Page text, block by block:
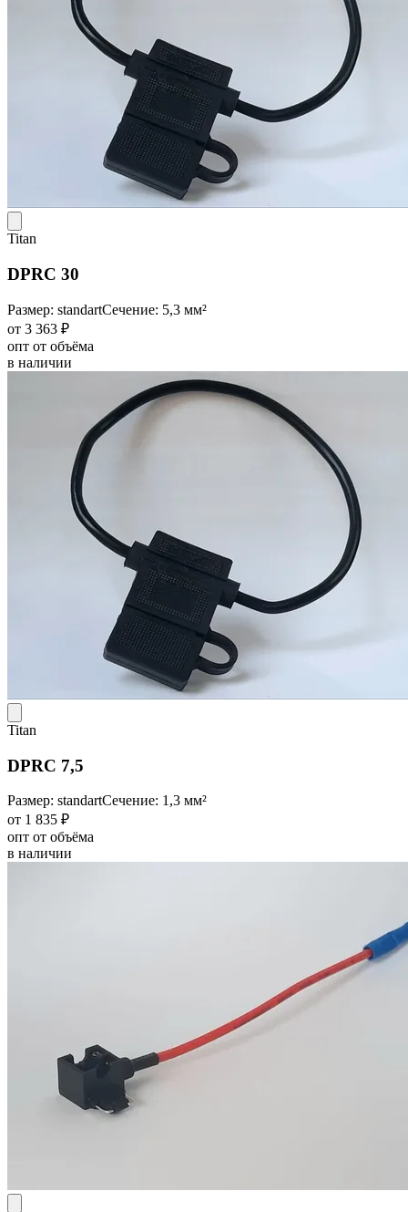
Titan
DPRC 30
Размер: standartСечение: 5,3 мм²
от 3 363 ₽
опт от объёма
в наличии
Titan
DPRC 7,5
Размер: standartСечение: 1,3 мм²
от 1 835 ₽
опт от объёма
в наличии